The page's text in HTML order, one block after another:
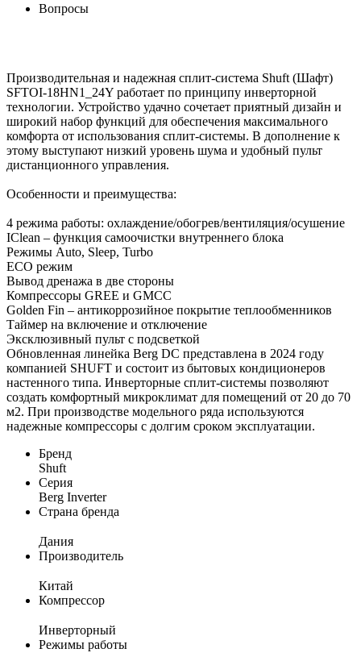
Вопросы
Производительная и надежная сплит-система Shuft (Шафт)
SFTOI-18HN1_24Y работает по принципу инверторной
технологии. Устройство удачно сочетает приятный дизайн и
широкий набор функций для обеспечения максимального
комфорта от использования сплит-системы. В дополнение к
этому выступают низкий уровень шума и удобный пульт
дистанционного управления.
Особенности и преимущества:
4 режима работы: охлаждение/обогрев/вентиляция/осушение
IClean – функция самоочистки внутреннего блока
Режимы Auto, Sleep, Turbo
ECO режим
Вывод дренажа в две стороны
Компрессоры GREE и GMCC
Golden Fin – антикоррозийное покрытие теплообменников
Таймер на включение и отключение
Эксклюзивный пульт с подсветкой
Обновленная линейка Berg DC представлена в 2024 году
компанией SHUFT и состоит из бытовых кондиционеров
настенного типа. Инверторные сплит-системы позволяют
создать комфортный микроклимат для помещений от 20 до 70
м2. При производстве модельного ряда используются
надежные компрессоры с долгим сроком эксплуатации.
Бренд
Shuft
Серия
Berg Inverter
Страна бренда
Дания
Производитель
Китай
Компрессор
Инверторный
Режимы работы